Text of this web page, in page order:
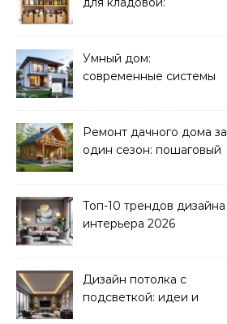
Умный дом:
современные системы
Ремонт дачного дома за
один сезон: пошаговый
Топ-10 трендов дизайна
интерьера 2026
Дизайн потолка с
подсветкой: идеи и